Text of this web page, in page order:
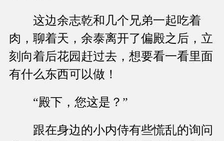
这边余志乾和几个兄弟一起吃着
肉，聊着天，余泰离开了偏殿之后，立
刻向着后花园赶过去，想要看一看里面
有什么东西可以做！
“殿下，您这是？”
跟在身边的小内侍有些慌乱的询问